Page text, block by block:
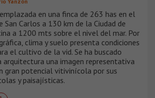
en una finca de 263 has en el
San Carlos a 130 km de la Ciudad de
a 1200 mts sobre el nivel del mar. Por
clima y suelo presenta condiciones
el cultivo de la vid. Se ha buscado
una imagen representativa
gran potencial vitivinícola por sus
y paisajísticas.